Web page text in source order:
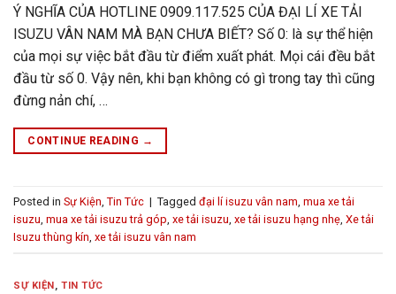
Ý NGHĨA CỦA HOTLINE 0909.117.525 CỦA ĐẠI LÍ XE TẢI
ISUZU VÂN NAM MÀ BẠN CHƯA BIẾT? Số 0: là sự thể hiện
của mọi sự việc bắt đầu từ điểm xuất phát. Mọi cái đều bắt
đầu từ số 0. Vậy nên, khi bạn không có gì trong tay thì cũng
đừng nản chí, …
CONTINUE READING →
Posted in Sự Kiện Tin Tức | Tagged đại lí isuzu vân nam mua xe tải
isuzu mua xe tải isuzu trả góp xe tải isuzu xe tải isuzu hạng nhẹ Xe tải
Isuzu thùng kín xe tải isuzu vân nam
SỰ KIỆN ,TIN TỨC